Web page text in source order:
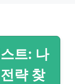
트: 나
략 찾